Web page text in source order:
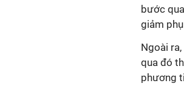
bước
giảm
Ngoài
qua đó
phương